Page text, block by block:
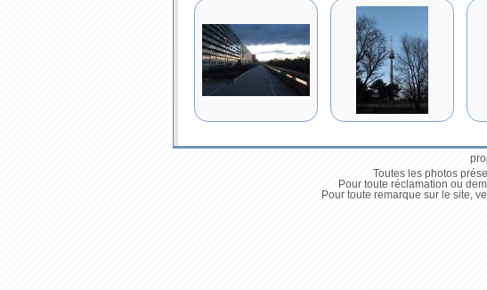
Toutes les photos
Pour toute réclamation ou
Pour toute remarque sur le site,